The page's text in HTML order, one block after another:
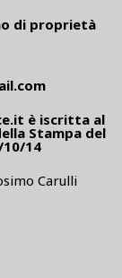
di proprietà
è iscritta al
Stampa del
10/14
Carulli